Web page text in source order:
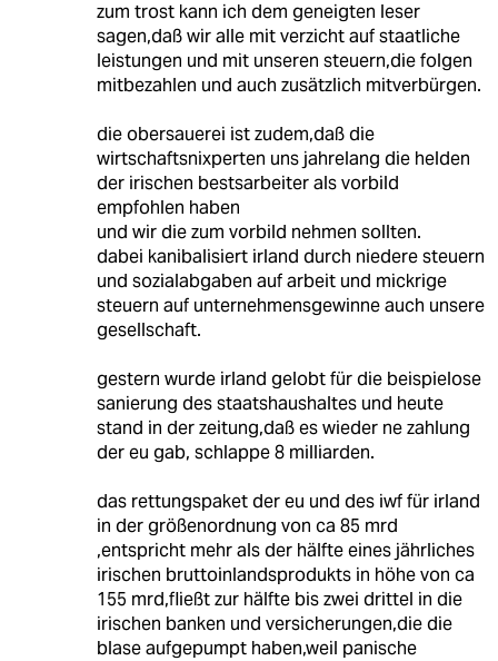
zum trost kann ich dem geneigten leser
sagen,daß wir alle mit verzicht auf staatliche
leistungen und mit unseren steuern,die folgen
mitbezahlen und auch zusätzlich mitverbürgen.
die obersauerei ist zudem,daß die
wirtschaftsnixperten uns jahrelang die helden
der irischen bestsarbeiter als vorbild
empfohlen haben
und wir die zum vorbild nehmen sollten.
dabei kanibalisiert irland durch niedere steuern
und sozialabgaben auf arbeit und mickrige
steuern auf unternehmensgewinne auch unsere
gesellschaft.
gestern wurde irland gelobt für die beispielose
sanierung des staatshaushaltes und heute
stand in der zeitung,daß es wieder ne zahlung
der eu gab, schlappe 8 milliarden.
das rettungspaket der eu und des iwf für irland
in der größenordnung von ca 85 mrd
,entspricht mehr als der hälfte eines jährliches
irischen bruttoinlandsprodukts in höhe von ca
155 mrd,fließt zur hälfte bis zwei drittel in die
irischen banken und versicherungen,die die
blase aufgepumpt haben,weil panische